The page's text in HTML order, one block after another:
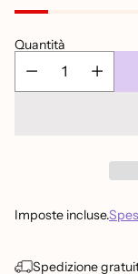
listino
Quantità
Imposte incluse.
Spedizione